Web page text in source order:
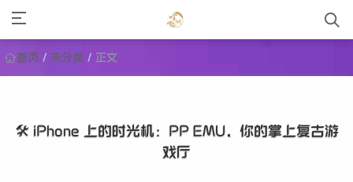
首页 / 未分类 / 正文
🛠️ iPhone 上的时光机：PP EMU，你的掌上复古游
戏厅